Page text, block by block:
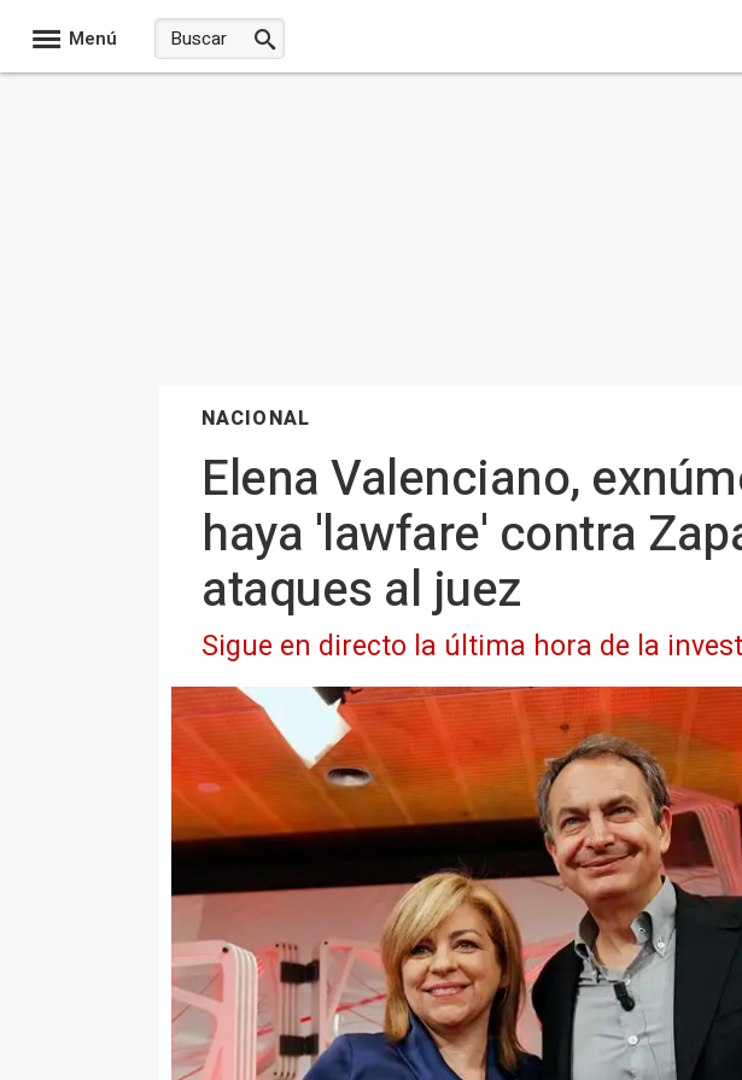
Menú
NACIONAL
Elena Valenciano,
haya 'lawfare' contra
ataques al juez
Sigue en directo la última hora de la